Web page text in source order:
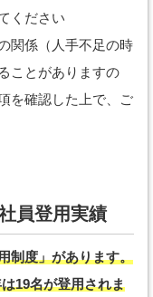
ください
関係（人手不足の時
ことがありますの
を確認した上で、ご
員登用実績
制度」があります。
19名が登用されま